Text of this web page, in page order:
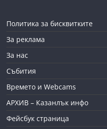
Политика за бисквитките
За реклама
За нас
Събития
Времето и Webcams
АРХИВ – Казанлък инфо
Фейсбук страница